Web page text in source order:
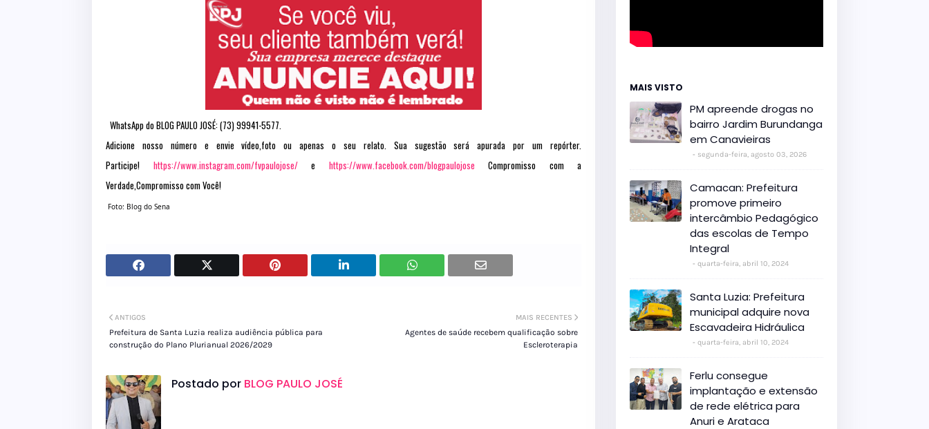
WhatsApp do BLOG PAULO JOSÉ: (73) 99941-5577.
Adicione nosso número e envie vídeo,foto ou apenas o seu relato. Sua sugestão será apurada por um repórter.
Participe! https://www.instagram.com/fvpaulojose/e https://www.facebook.com/blogpaulojose Compromisso com a
Verdade,Compromisso com Você!
Foto: Blog do Sena
MAIS RECENTES
Agentes de saúde recebem qualificação sobre
Escleroterapia
ANTIGOS
Prefeitura de Santa Luzia realiza audiência pública para
construção do Plano Plurianual 2026/2029
Postado por BLOG PAULO JOSÉ
MAIS VISTO
PM apreende drogas no
bairro Jardim Burundanga
em Canavieiras
segunda-feira, agosto 03, 2026
Camacan: Prefeitura
promove primeiro
intercâmbio Pedagógico
das escolas de Tempo
Integral
quarta-feira, abril 10, 2024
Santa Luzia: Prefeitura
municipal adquire nova
Escavadeira Hidráulica
quarta-feira, abril 10, 2024
Ferlu consegue
implantação e extensão
de rede elétrica para
Anuri e Arataca